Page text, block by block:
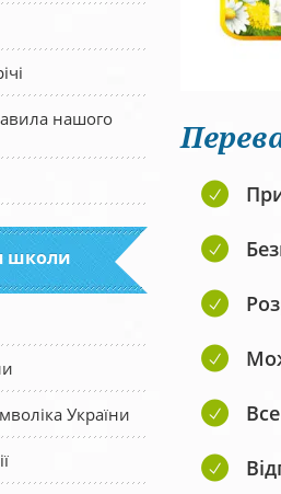
нашого
школи
України